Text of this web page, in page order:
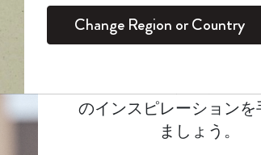
ナル
カイエジャーナル
ー
ナー
ノートブック
ン
への贈り物です
のギフト
ログイン
ます。セール・アウトレ
適用外。
のインスピレーション
ましょう。
Change Region or Country